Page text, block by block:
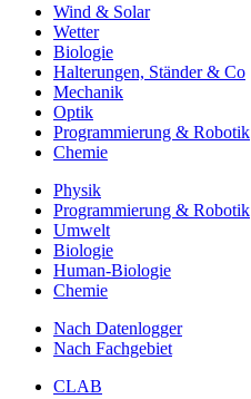
Wind & Solar
Wetter
Biologie
Halterungen, Ständer & Co
Mechanik
Optik
Programmierung & Robotik
Chemie
Physik
Programmierung & Robotik
Umwelt
Biologie
Human-Biologie
Chemie
Nach Datenlogger
Nach Fachgebiet
CLAB